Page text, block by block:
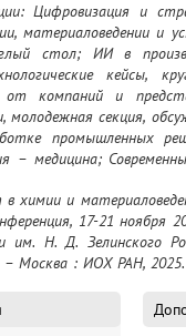
Цифровизация и
материаловедении и
стол; ИИ в
кейсы,
компаний и
секция,
промышленных
– медицина;
17-21 ноября
Н. Д. Зелинского
– Москва : ИОХ РАН, 2025.